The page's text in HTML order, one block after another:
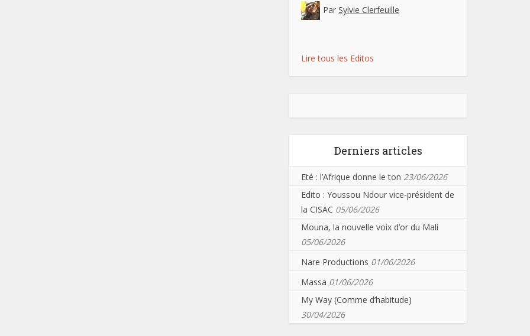
Par Sylvie Clerfeuille
Lire tous les Editos
Derniers articles
Eté : l’Afrique donne le ton 23/06/2026
Edito : Youssou Ndour vice-président de
la CISAC 05/06/2026
Mouna, la nouvelle voix d’or du Mali
05/06/2026
Nare Productions 01/06/2026
Massa 01/06/2026
My Way (Comme d’habitude)
30/04/2026